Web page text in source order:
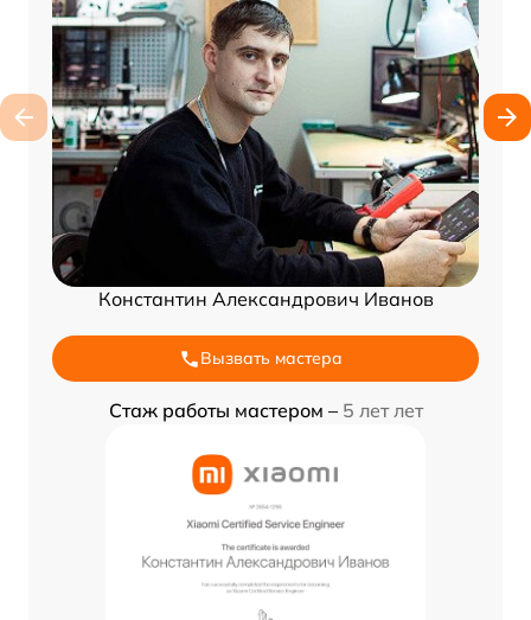
Константин Александрович Иванов
Вызвать мастера
Стаж работы мастером – 5 лет лет